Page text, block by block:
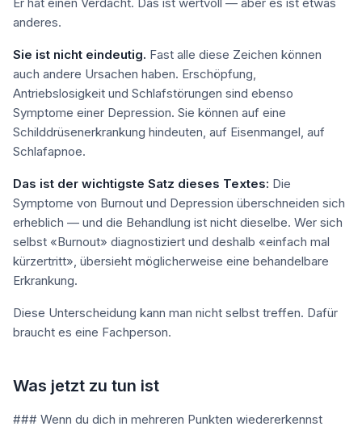
anderes.
Sie ist nicht eindeutig. Fast alle diese Zeichen können
auch andere Ursachen haben. Erschöpfung,
Antriebslosigkeit und Schlafstörungen sind ebenso
Symptome einer Depression. Sie können auf eine
Schilddrüsenerkrankung hindeuten, auf Eisenmangel, auf
Schlafapnoe.
Das ist der wichtigste Satz dieses Textes: Die
Symptome von Burnout und Depression überschneiden sich
erheblich — und die Behandlung ist nicht dieselbe. Wer sich
selbst «Burnout» diagnostiziert und deshalb «einfach mal
kürzertritt», übersieht möglicherweise eine behandelbare
Erkrankung.
Diese Unterscheidung kann man nicht selbst treffen. Dafür
braucht es eine Fachperson.
Was jetzt zu tun ist
### Wenn du dich in mehreren Punkten wiedererkennst